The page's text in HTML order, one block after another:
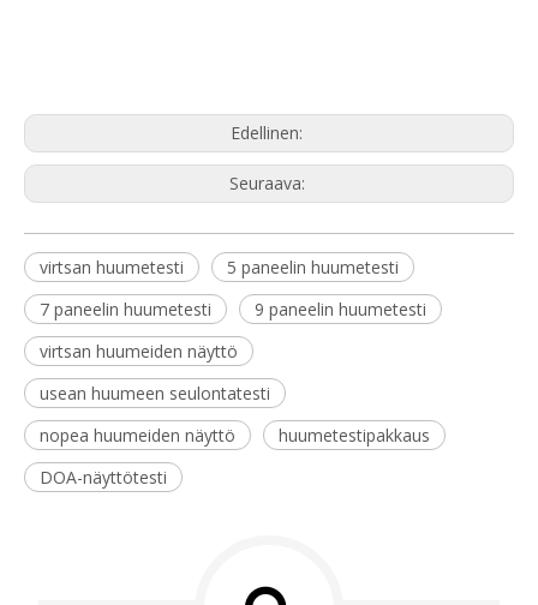
Edellinen:
Seuraava:
virtsan huumetesti
5 paneelin huumetesti
7 paneelin huumetesti
9 paneelin huumetesti
virtsan huumeiden näyttö
usean huumeen seulontatesti
nopea huumeiden näyttö
huumetestipakkaus
DOA-näyttötesti